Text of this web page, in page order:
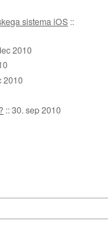
sistema iOS ::
2010
2010
::30. sep 2010